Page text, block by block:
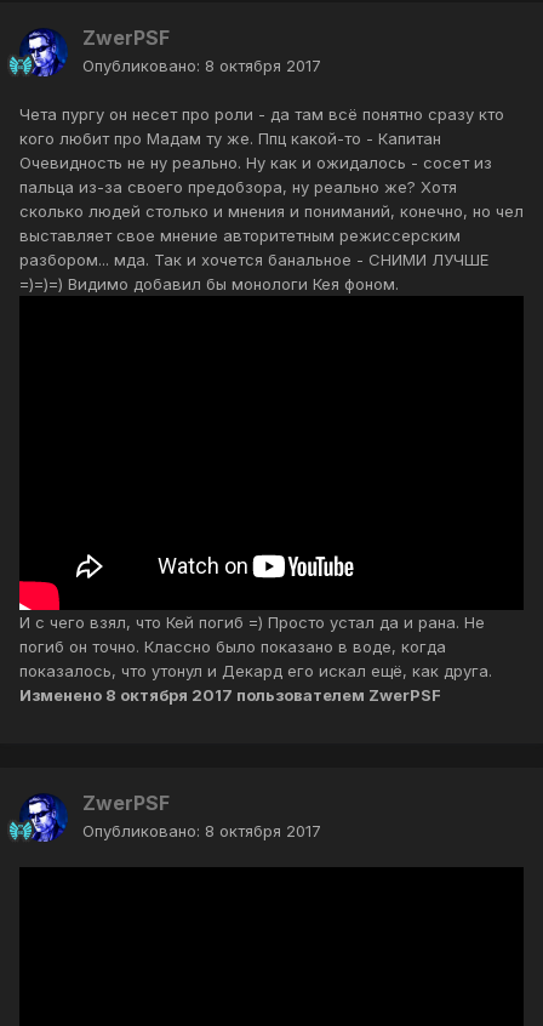
ZwerPSF
Опубликовано: 8 октября 2017
Чета пургу он несет про роли - да там всё понятно сразу кто
кого любит про Мадам ту же. Ппц какой-то - Капитан
Очевидность не ну реально. Ну как и ожидалось - сосет из
пальца из-за своего предобзора, ну реально же? Хотя
сколько людей столько и мнения и пониманий, конечно, но чел
выставляет свое мнение авторитетным режиссерским
разбором... мда. Так и хочется банальное - СНИМИ ЛУЧШЕ
=)=)=) Видимо добавил бы монологи Кея фоном.
И с чего взял, что Кей погиб =) Просто устал да и рана. Не
погиб он точно. Классно было показано в воде, когда
показалось, что утонул и Декард его искал ещё, как друга.
Изменено 8 октября 2017 пользователем ZwerPSF
ZwerPSF
Опубликовано: 8 октября 2017